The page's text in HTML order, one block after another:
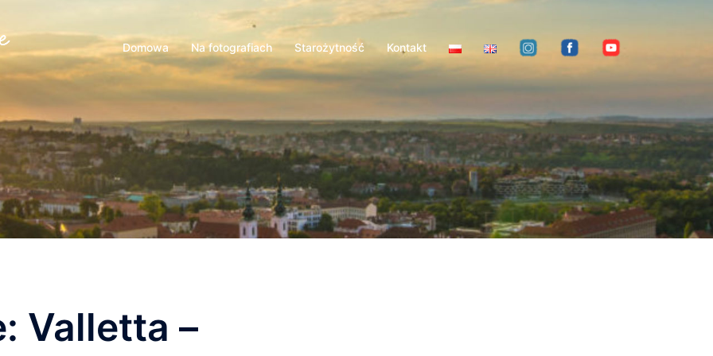
Domowa Na fotografiach Starożytność Kontakt
Valletta –